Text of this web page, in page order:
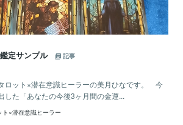
定サンプル
記事
ット×潜在意識ヒーラーの美月ひなです。 今
した「あなたの今後3ヶ月間の金運...
×潜在意識ヒーラー